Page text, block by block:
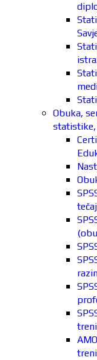
Obuka,
statistike,